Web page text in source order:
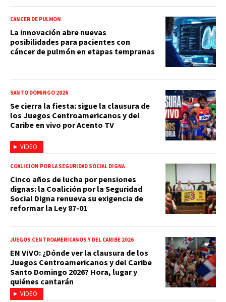
CÁNCER DE PULMÓN
La innovación abre nuevas
posibilidades para pacientes con
cáncer de pulmón en etapas tempranas
VIDEO
SANTO DOMINGO 2026
Se cierra la fiesta: sigue la clausura de
los Juegos Centroamericanos y del
Caribe en vivo por Acento TV
COALICIÓN POR LA SEGURIDAD SOCIAL DIGNA
Cinco años de lucha por pensiones
dignas: la Coalición por la Seguridad
Social Digna renueva su exigencia de
reformar la Ley 87-01
VIDEO
JUEGOS CENTROAMERICANOS Y DEL CARIBE 2026
EN VIVO: ¿Dónde ver la clausura de los
Juegos Centroamericanos y del Caribe
Santo Domingo 2026? Hora, lugar y
quiénes cantarán